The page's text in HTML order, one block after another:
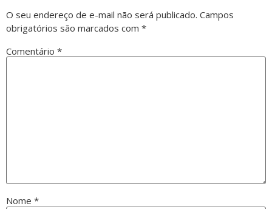
O seu endereço de e-mail não será publicado. Campos
obrigatórios são marcados com *
Comentário *
Nome *